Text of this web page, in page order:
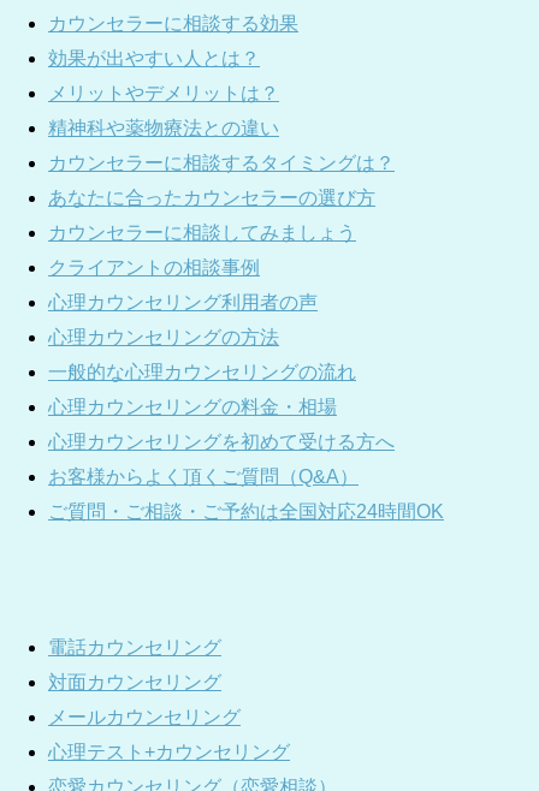
カウンセラーに相談する効果
効果が出やすい人とは？
メリットやデメリットは？
精神科や薬物療法との違い
カウンセラーに相談するタイミングは？
あなたに合ったカウンセラーの選び方
カウンセラーに相談してみましょう
クライアントの相談事例
心理カウンセリング利用者の声
心理カウンセリングの方法
一般的な心理カウンセリングの流れ
心理カウンセリングの料金・相場
心理カウンセリングを初めて受ける方へ
お客様からよく頂くご質問（Q&A）
ご質問・ご相談・ご予約は全国対応24時間OK
電話カウンセリング
対面カウンセリング
メールカウンセリング
心理テスト+カウンセリング
恋愛カウンセリング（恋愛相談）